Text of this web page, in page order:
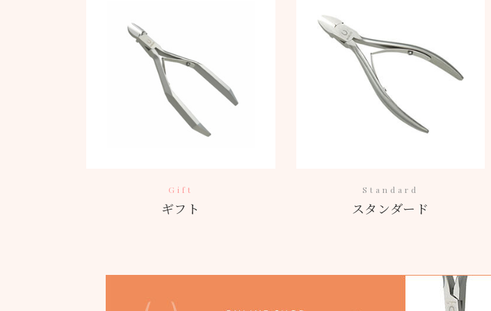
Gift
ギフト
Standard
スタンダード